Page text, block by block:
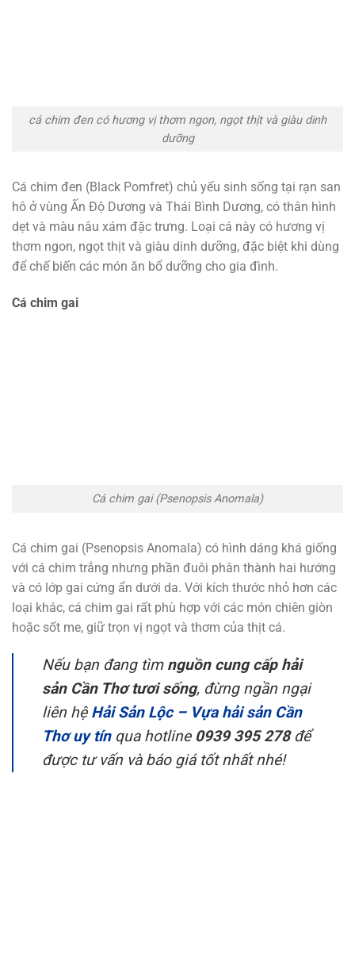
cá chim đen có hương vị thơm ngon, ngọt thịt và giàu dinh
dưỡng
Cá chim đen (Black Pomfret) chủ yếu sinh sống tại rạn san
hô ở vùng Ấn Độ Dương và Thái Bình Dương, có thân hình
dẹt và màu nâu xám đặc trưng. Loại cá này có hương vị
thơm ngon, ngọt thịt và giàu dinh dưỡng, đặc biệt khi dùng
để chế biến các món ăn bổ dưỡng cho gia đình.
Cá chim gai
Cá chim gai (Psenopsis Anomala)
Cá chim gai (Psenopsis Anomala) có hình dáng khá giống
với cá chim trắng nhưng phần đuôi phân thành hai hướng
và có lớp gai cứng ẩn dưới da. Với kích thước nhỏ hơn các
loại khác, cá chim gai rất phù hợp với các món chiên giòn
hoặc sốt me, giữ trọn vị ngọt và thơm của thịt cá.
Nếu bạn đang tìm nguồn cung cấp hải
sản Cần Thơ tươi sống, đừng ngần ngại
liên hệ Hải Sản Lộc – Vựa hải sản Cần
Thơ uy tínqua hotline 0939 395 278để
được tư vấn và báo giá tốt nhất nhé!